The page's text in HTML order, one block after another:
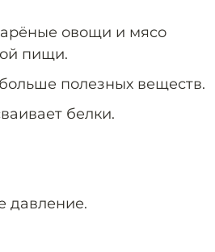
овощи и мясо
пищи.
полезных веществ.
белки.
давление.